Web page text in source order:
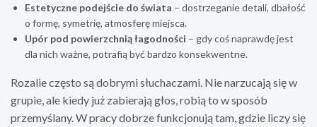
Estetyczne podejście do świata – dostrzeganie detali, dbałość
o formę, symetrię, atmosferę miejsca.
Upór pod powierzchnią łagodności – gdy coś naprawdę jest
dla nich ważne, potrafią być bardzo konsekwentne.
Rozalie często są dobrymi słuchaczami. Nie narzucają się w
grupie, ale kiedy już zabierają głos, robią to w sposób
przemyślany. W pracy dobrze funkcjonują tam, gdzie liczy się